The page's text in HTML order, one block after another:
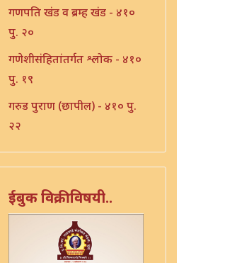
गणपति खंड व ब्रम्ह खंड - ४१०
पु. २०
गणेशीसंहितांतर्गत श्लोक - ४१०
पु. १९
गरुड पुराण (छापील) - ४१० पु.
२२
गरुड पुराण प्रेतकल्प - ४१० पु.
२३
चतुःश्लोकी भागवत - ४१० पु.
४४
पुतना विधानम - ४१० पु. ३०
ईबुक विक्रीविषयी..